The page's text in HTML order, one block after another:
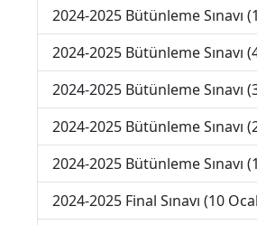
2024-2025 Bütünleme Sınavı
2024-2025 Bütünleme Sınavı
2024-2025 Bütünleme Sınavı
2024-2025 Bütünleme Sınavı
2024-2025 Bütünleme Sınavı
2024-2025 Final Sınavı (10